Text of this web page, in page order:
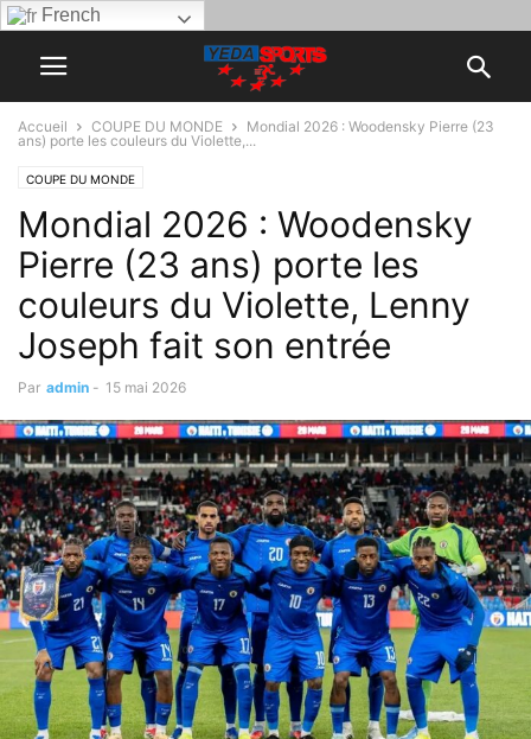
French
Accueil COUPE DU MONDE
Mondial 2026 : Woodensky Pierre (23
ans) porte les couleurs du Violette,...
COUPE DU MONDE
Mondial 2026 : Woodensky
Pierre (23 ans) porte les
couleurs du Violette, Lenny
Joseph fait son entrée
Par admin - 15 mai 2026